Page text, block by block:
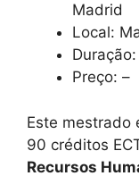
Madrid
Local:
Preço: –
Este mestrado
90 créditos
Recursos